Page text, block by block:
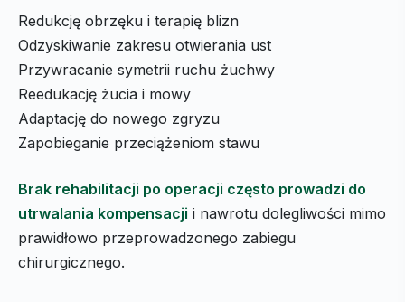
Redukcję obrzęku i terapię blizn
Odzyskiwanie zakresu otwierania ust
Przywracanie symetrii ruchu żuchwy
Reedukację żucia i mowy
Adaptację do nowego zgryzu
Zapobieganie przeciążeniom stawu
Brak rehabilitacji po operacji często prowadzi do
utrwalania kompensacji i nawrotu dolegliwości mimo
prawidłowo przeprowadzonego zabiegu
chirurgicznego.